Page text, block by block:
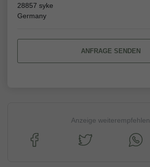
28857 syke
Germany
ANFRAGE SENDEN
Anzeige weiterempfehlen